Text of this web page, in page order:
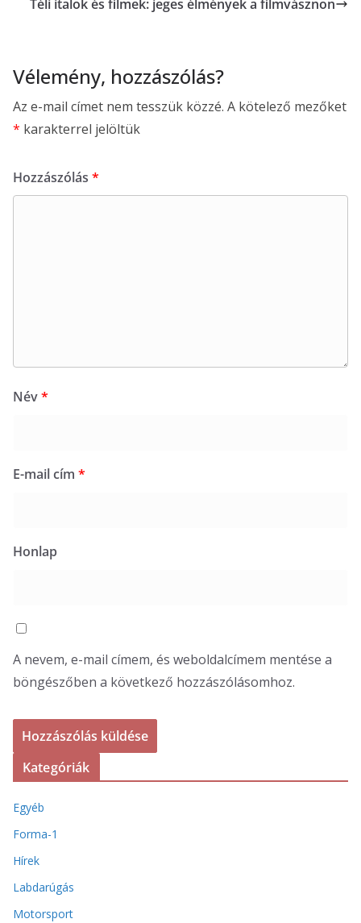
Téli italok és filmek: jeges élmények a filmvásznon
Vélemény, hozzászólás?
Az e-mail címet nem tesszük közzé. A kötelező mezőket
* karakterrel jelöltük
Hozzászólás *
Név*
E-mail cím *
Honlap
A nevem, e-mail címem, és weboldalcímem mentése a
böngészőben a következő hozzászólásomhoz.
Kategóriák
Egyéb
Forma-1
Hírek
Labdarúgás
Motorsport